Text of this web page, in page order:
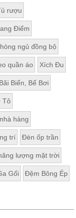
rượu
Điểm
ngủ đồng bộ
quần áo Xích Đu
Biển, Bể Bơi
Tô
hàng
trí Đèn ốp trần
lượng mặt trời
Gối Đệm Bông Ép